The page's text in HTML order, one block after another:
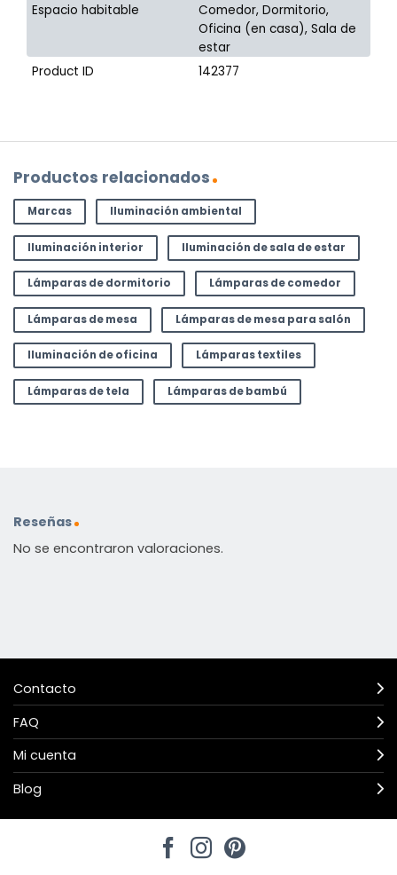
Espacio habitable
Comedor, Dormitorio,
Oficina (en casa), Sala de
estar
Product ID
142377
Productos relacionados
Marcas Iluminación ambiental
Iluminación interior Iluminación de sala de estar
Lámparas de dormitorio Lámparas de comedor
Lámparas de mesa Lámparas de mesa para salón
Iluminación de oficina Lámparas textiles
Lámparas de tela Lámparas de bambú
Reseñas
No se encontraron valoraciones.
Contacto
FAQ
Mi cuenta
Blog